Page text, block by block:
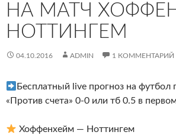
НА МАТЧ
НОТТИНГЕМ
04.10.2016 ADMIN 1 КОММЕНТАРИЙ
Бесплатный live прогноз на футбол
«Против счета» 0-0 или тб 0.5 в
Хоффенхейм — Ноттингем